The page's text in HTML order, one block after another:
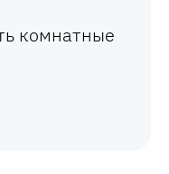
комнатные